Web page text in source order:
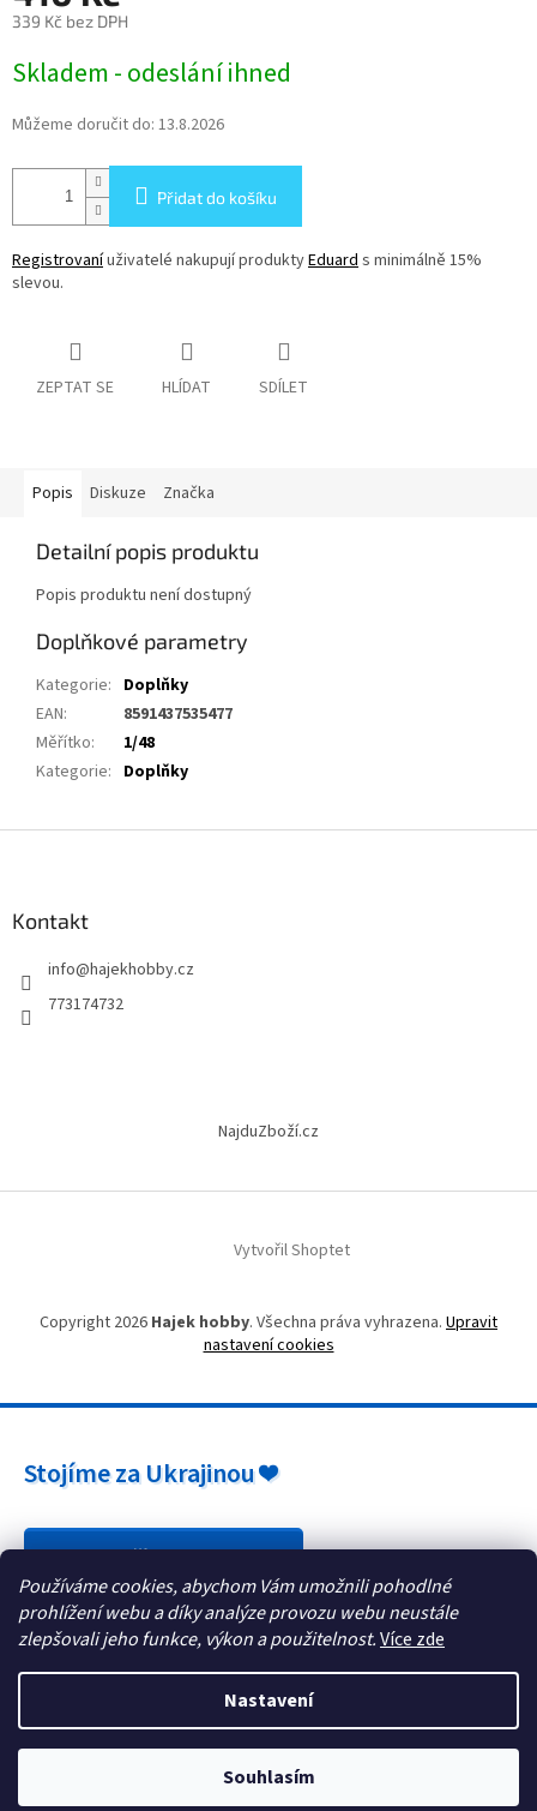
Používáme cookies, abychom Vám umožnili pohodlné
prohlížení webu a díky analýze provozu webu neustále
zlepšovali jeho funkce, výkon a použitelnost.Více zde
Nastavení
Souhlasím
339 Kč bez DPH
cena:
Skladem - odeslání ihned
Můžeme doručit do: 13.8.2026
Přidat do košíku
Registrovaníuživatelé nakupují produktyEduards minimálně 15%
slevou.
ZEPTAT SE HLÍDAT SDÍLET
Popis Diskuze Značka
Detailní popis produktu
Popis produktu není dostupný
Doplňkové parametry
Kategorie: Doplňky
EAN:
8591437535477
Měřítko:
1/48
Kategorie: Doplňky
Kontakt
info@hajekhobby.cz
773174732
NajduZboží.cz
Vytvořil Shoptet
Copyright 2026 Hajek hobby. Všechna práva vyhrazena. Upravit
nastavení cookies
Stojíme za Ukrajinou ❤️
Jak a čím pomoci »